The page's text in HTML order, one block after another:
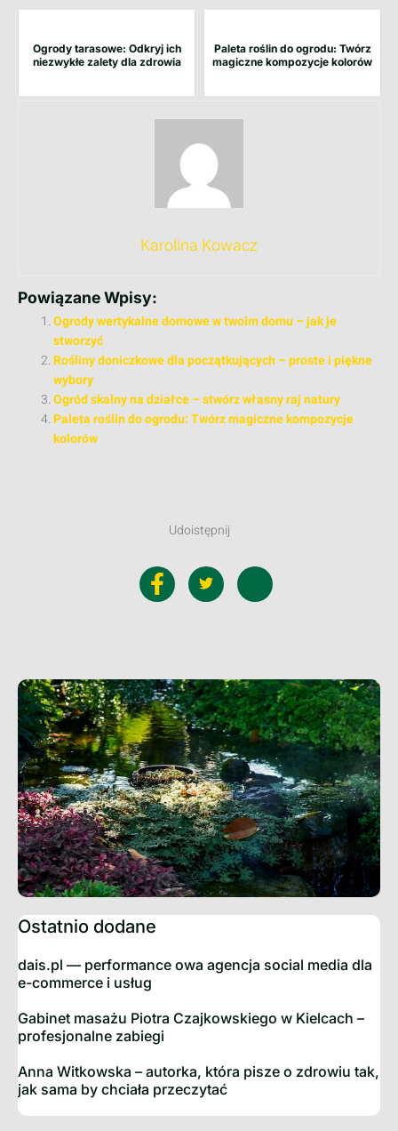
Ogrody tarasowe: Odkryj ich
niezwykłe zalety dla zdrowia
Paleta roślin do ogrodu: Twórz
magiczne kompozycje kolorów
Karolina Kowacz
Powiązane Wpisy:
Ogrody wertykalne domowe w twoim domu – jak je
stworzyć
Rośliny doniczkowe dla początkujących – proste i piękne
wybory
Ogród skalny na działce – stwórz własny raj natury
Paleta roślin do ogrodu: Twórz magiczne kompozycje
kolorów
Udoistępnij
Ostatnio dodane
dais.pl — performance owa agencja social media dla
e-commerce i usług
Gabinet masażu Piotra Czajkowskiego w Kielcach –
profesjonalne zabiegi
Anna Witkowska – autorka, która pisze o zdrowiu tak,
jak sama by chciała przeczytać